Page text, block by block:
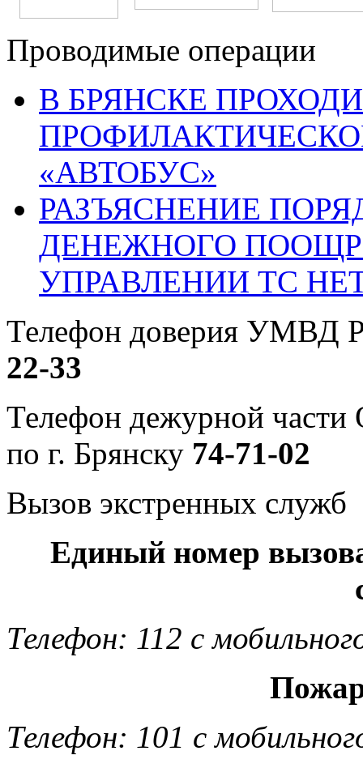
Проводимые операции
В БРЯНСКЕ
«АВТОБУС»
РАЗЪЯСНЕНИЕ
ДЕНЕЖНОГО
УПРАВЛЕНИИ ТС
Телефон доверия УМВД
22-33
Телефон дежурной
по г. Брянску 74-71-02
Вызов экстренных служб
Единый номер
Телефон: 112 с
Телефон: 101 с